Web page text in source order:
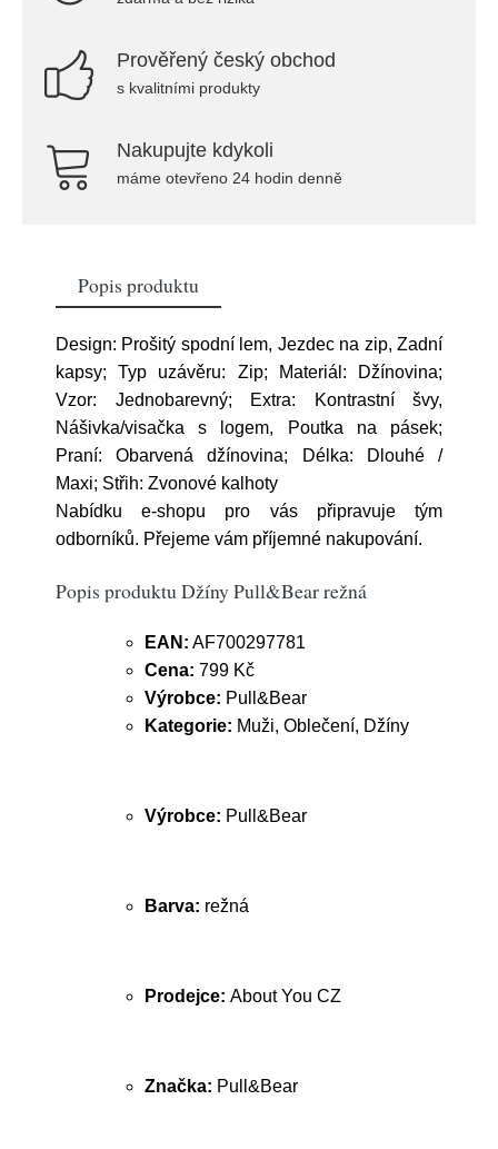
Prověřený český obchod
s kvalitními produkty
Nakupujte kdykoli
máme otevřeno 24 hodin denně
Popis produktu
Design: Prošitý spodní lem, Jezdec na zip, Zadní
kapsy; Typ uzávěru: Zip; Materiál: Džínovina;
Vzor: Jednobarevný; Extra: Kontrastní švy,
Nášivka/visačka s logem, Poutka na pásek;
Praní: Obarvená džínovina; Délka: Dlouhé /
Maxi; Střih: Zvonové kalhoty
Nabídku e-shopu pro vás připravuje tým
odborníků. Přejeme vám příjemné nakupování.
Popis produktu Džíny Pull&Bear režná
EAN: AF700297781
Cena: 799 Kč
Výrobce: Pull&Bear
Kategorie: Muži, Oblečení, Džíny
Výrobce: Pull&Bear
Barva: režná
Prodejce: About You CZ
Značka: Pull&Bear